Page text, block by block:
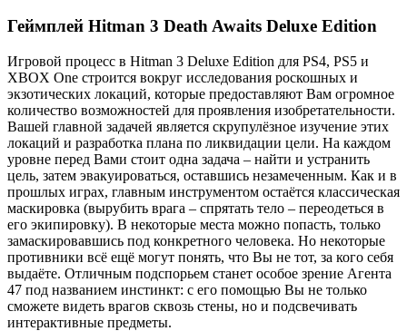
Геймплей Hitman 3 Death Awaits Deluxe Edition
Игровой процесс в Hitman 3 Deluxe Edition для PS4, PS5 и
XBOX One строится вокруг исследования роскошных и
экзотических локаций, которые предоставляют Вам огромное
количество возможностей для проявления изобретательности.
Вашей главной задачей является скрупулёзное изучение этих
локаций и разработка плана по ликвидации цели. На каждом
уровне перед Вами стоит одна задача – найти и устранить
цель, затем эвакуироваться, оставшись незамеченным. Как и в
прошлых играх, главным инструментом остаётся классическая
маскировка (вырубить врага – спрятать тело – переодеться в
его экипировку). В некоторые места можно попасть, только
замаскировавшись под конкретного человека. Но некоторые
противники всё ещё могут понять, что Вы не тот, за кого себя
выдаёте. Отличным подспорьем станет особое зрение Агента
47 под названием инстинкт: с его помощью Вы не только
сможете видеть врагов сквозь стены, но и подсвечивать
интерактивные предметы.